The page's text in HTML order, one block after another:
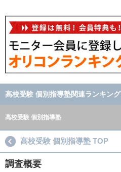
高校受験 個別指導塾関連ランキング
高校受験 個別指導塾
高校受験 個別指導塾 TOP
調査概要